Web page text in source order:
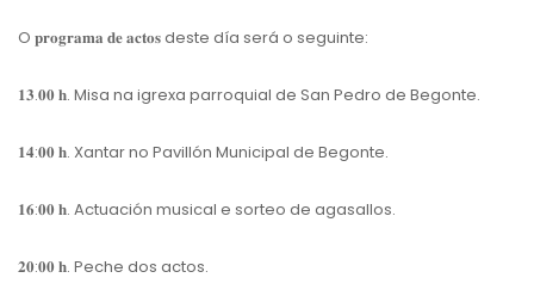
O 𝐩𝐫𝐨𝐠𝐫𝐚𝐦𝐚 𝐝𝐞 𝐚𝐜𝐭𝐨𝐬 deste día será o seguinte:
𝟏𝟑.𝟎𝟎 𝐡. Misa na igrexa parroquial de San Pedro de Begonte.
𝟏𝟒:𝟎𝟎 𝐡. Xantar no Pavillón Municipal de Begonte.
𝟏𝟔:𝟎𝟎 𝐡. Actuación musical e sorteo de agasallos.
𝟐𝟎:𝟎𝟎 𝐡. Peche dos actos.